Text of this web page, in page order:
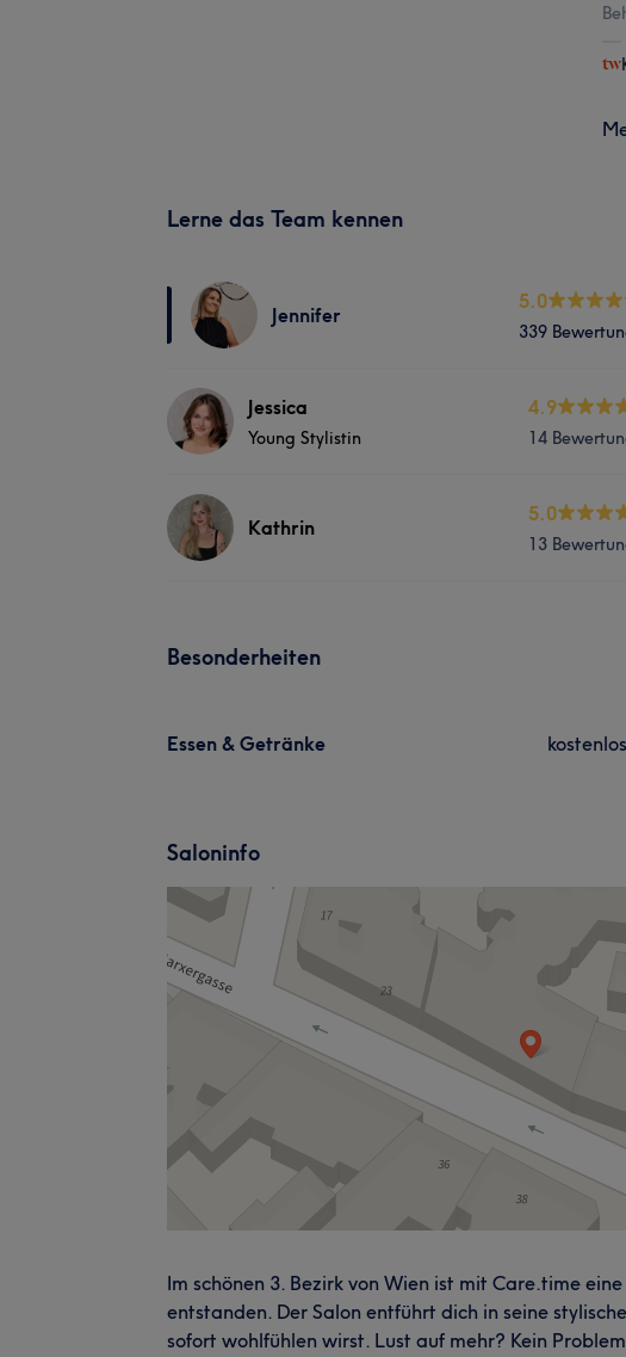
Lerne das Team kennen
Jennifer
5.0
339
Jessica
Young Stylistin
4.9
14
Kathrin
5.0
13
Besonderheiten
Essen & Getränke
Saloninfo
Im schönen 3. Bezirk von Wien ist mit Care.time
entstanden. Der Salon entführt dich in seine
sofort wohlfühlen wirst. Lust auf mehr? Kein